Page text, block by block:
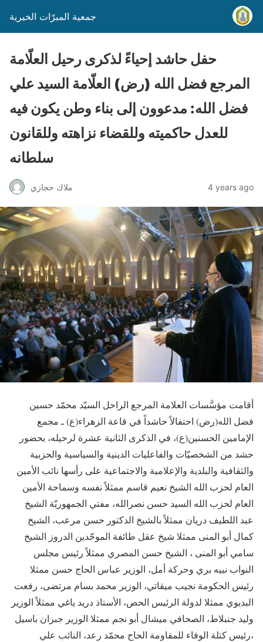
جمعية المبرّات الخيرية
حفل حاشد إحياءً لذكرى رحيل العلّامة
المرجع فضل الله (رض) العلّامة السيد علي
فضل الله: مدعوون إلى بناء وطن يكون فيه
للعدل حاكميته وللقضاء نزاهته وللقانون
سلطانه
ملاك حجازي 4 years ago
أقامت مؤسَّسات العلامة المرجع الراحل السيّد محمّد حسين
فضل الله(رض) احتفالاً حاشداً في قاعة الزهراء(ع) ـ مجمع
الإمامين الحسنين(ع)، في الذكرى الثانية عشرة لرحيله، بحضور
حشد من الشخصيّات والفاعليات الدينية والسياسية والحزبية
والثقافية والبلدية والإعلامية والاجتماعية على رأسها نائب الأمين
العام لحزب الله الشيخ نعيم قاسم ممثلاً نفسه وسماحة الأمين
العام لحزب الله السيد حسن نصرالله، مفتي الجمهوريّة الشيخ
عبد اللطيف دريان ممثلاً بالشيخ الدكتور حسن مرعب، الشيخ
كمال أبو المنى ممثلا شيخ عقل طائفة الموحّدين الدروز الشيخ
سامي أبو المنى ، الشيخ حسن المصري ممثلاً رئيس مجلس
النواب نبيه بري وحركة أمل، الوزير عباس الحاج حسن ممثلا
رئيس الحكومة نجيب ميقاتي، الوزير محمد بسام مرتضى، رفعت
البديوي ممثلا لدولة الرئيس الحص، الأستاذ دريد ياغي ممثلاً الوزير
وليد جنبلاط، الصحافي ميشال أبو نجم ممثلا الوزير جبران باسيل
،رئيس كتلة الوفاء للمقاومة الحاج محمّد رعد، النائب علي